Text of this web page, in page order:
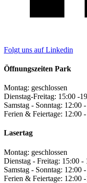
Folgt uns auf Linkedin
Öffnungszeiten Park
Montag: geschlossen
Dienstag-Freitag: 15:00 -
Samstag - Sonntag: 12:00
Ferien & Feiertage: 12:00
Lasertag
Montag: geschlossen
Dienstag - Freitag: 15:00 -
Samstag - Sonntag: 12:00
Ferien & Feiertage: 12:00